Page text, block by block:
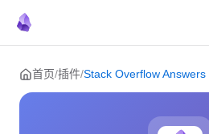
Skip to content
首页/插件/Stack Overflow Answers